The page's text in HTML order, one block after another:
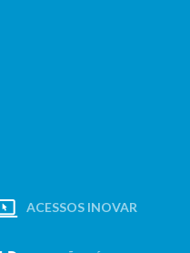
ACESSOS INOVAR